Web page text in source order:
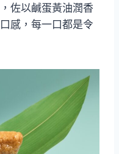
佐以鹹蛋黃油潤香
感，每一口都是令